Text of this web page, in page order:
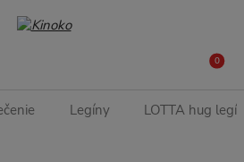
0
Legíny LOTTA hug